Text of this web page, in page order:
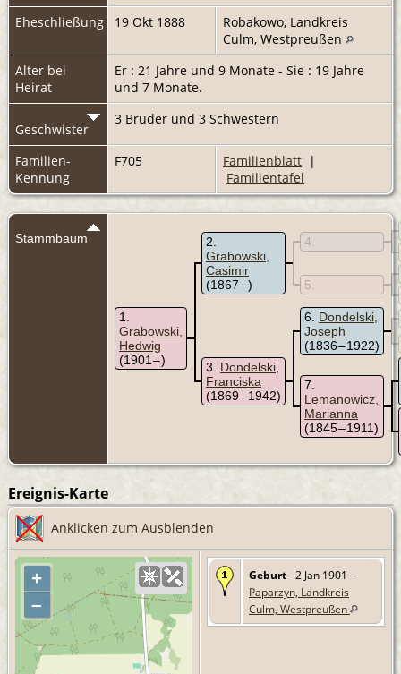
Eheschließung
19 Okt 1888
Robakowo, Landkreis
Culm, Westpreußen
Alter bei
Heirat
Er : 21 Jahre und 9 Monate - Sie : 19 Jahre
und 7 Monate.
Geschwister
3 Brüder und 3 Schwestern
Familien-
Kennung
F705 Familienblatt |
Familientafel
Stammbaum
1
Grabowski,
Hedwig
(1901 – )
2
Grabowski,
Casimir
(1867 – )
4
5
3
Dondelski,
Franciska
(1869 – 1942)
6
Dondelski,
Joseph
(1836 – 1922)
7
Lemanowicz,
Marianna
(1845 – 1911)
Ereignis-Karte
Anklicken zum Ausblenden
+
–
Geburt- 2 Jan 1901 -
Paparzyn, Landkreis
Culm, Westpreußen